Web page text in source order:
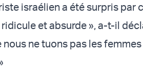
israélien a été surpris par
ridicule et absurde », a-t-il
nous ne tuons pas les